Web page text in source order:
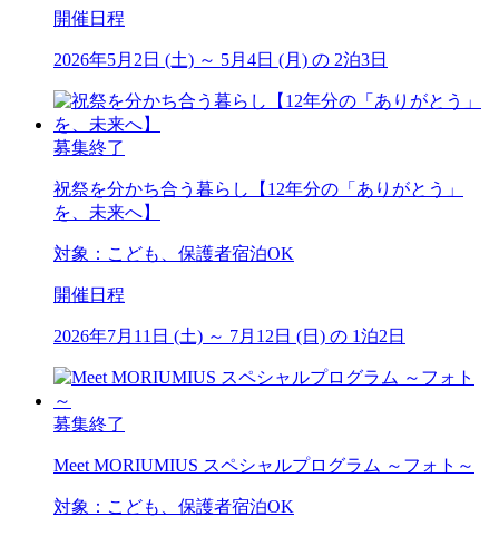
開催日程
2026年5月2日 (土) ～ 5月4日 (月) の 2泊3日
募集終了
祝祭を分かち合う暮らし【12年分の「ありがとう」
を、未来へ】
対象：こども、保護者宿泊OK
開催日程
2026年7月11日 (土) ～ 7月12日 (日) の 1泊2日
募集終了
Meet MORIUMIUS スペシャルプログラム ～フォト～
対象：こども、保護者宿泊OK